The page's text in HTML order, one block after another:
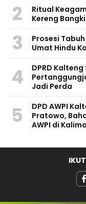
2
Ritual
Kereng
3
Prosesi
Umat Hindu
4
​DPRD
Jadi Perda
5
DPD AWPI
Pratowo,
AWPI di